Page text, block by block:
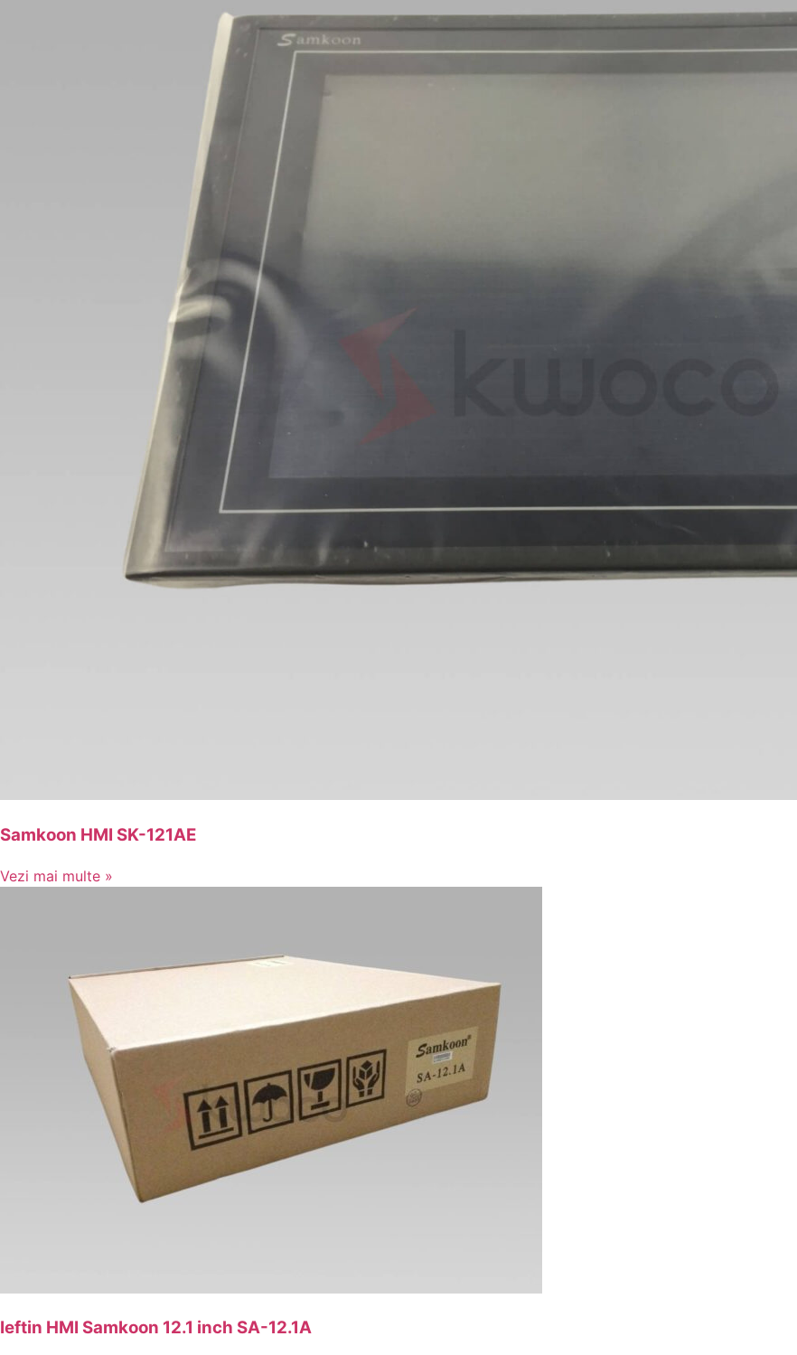
Samkoon HMI SK-121AE
Vezi mai multe »
Ieftin HMI Samkoon 12.1 inch SA-12.1A